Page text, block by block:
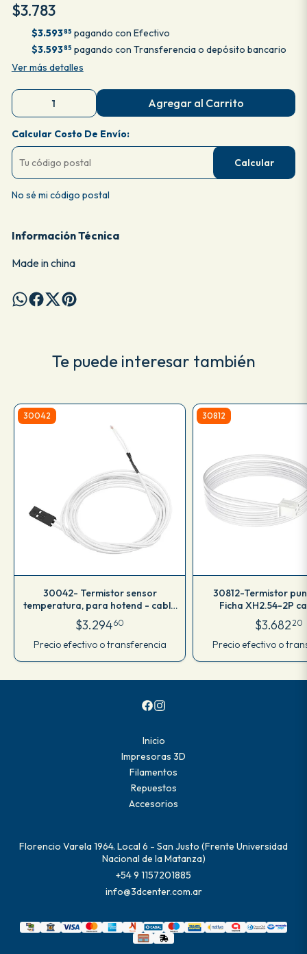
$3.783
$3.59385 pagando con Efectivo
$3.59385 pagando con Transferencia o depósito bancario
Ver más detalles
Agregar al Carrito
Calcular Costo De Envío:
Calcular
No sé mi código postal
Información Técnica
Made in china
Te puede interesar también
30042
30042- Termistor sensor
temperatura, para hotend - cable
1mt
$3.29460
Precio efectivo o transferencia
30812
30812-Termistor
Ficha XH2.54-2P
$3.682 20
Precio efectivo o
Inicio
Impresoras 3D
Filamentos
Repuestos
Accesorios
Florencio Varela 1964. Local 6 - San Justo (Frente Universidad
Nacional de la Matanza)
+54 9 1157201885
info@3dcenter.com.ar